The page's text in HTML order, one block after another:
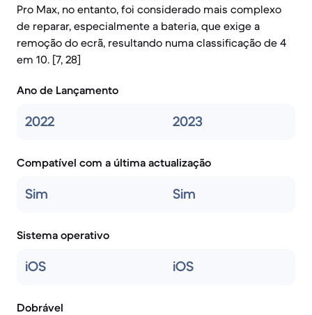
Pro Max, no entanto, foi considerado mais complexo
de reparar, especialmente a bateria, que exige a
remoção do ecrã, resultando numa classificação de 4
em 10. [7, 28]
Ano de Lançamento
2022 2023
Compatível com a última actualização
Sim Sim
Sistema operativo
iOS iOS
Dobrável